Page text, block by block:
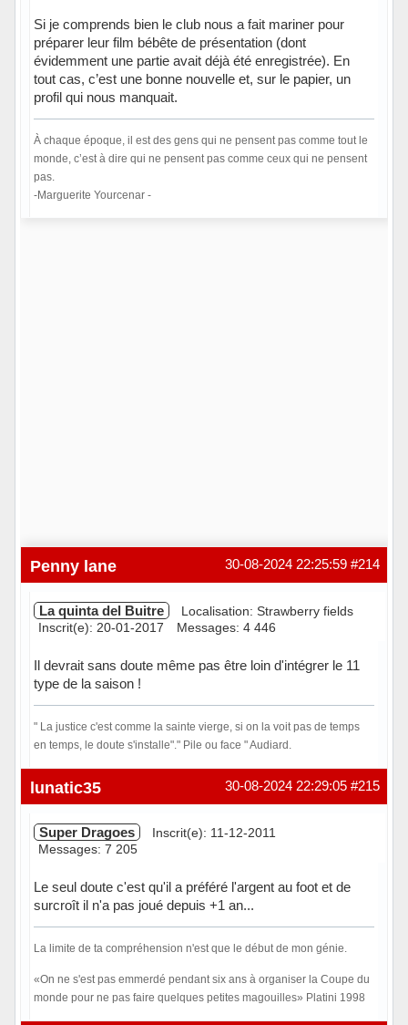
Si je comprends bien le club nous a fait mariner pour
préparer leur film bébête de présentation (dont
évidemment une partie avait déjà été enregistrée). En
tout cas, c’est une bonne nouvelle et, sur le papier, un
profil qui nous manquait.
À chaque époque, il est des gens qui ne pensent pas comme tout le
monde, c’est à dire qui ne pensent pas comme ceux qui ne pensent
pas.
-Marguerite Yourcenar -
#214
30-08-2024 22:25:59
Penny lane
La quinta del Buitre
Localisation: Strawberry fields
Inscrit(e): 20-01-2017
Messages: 4 446
Il devrait sans doute même pas être loin d'intégrer le 11
type de la saison !
" La justice c'est comme la sainte vierge, si on la voit pas de temps
en temps, le doute s'installe"." Pile ou face " Audiard.
Hors ligne #215
30-08-2024 22:29:05
lunatic35
Super Dragoes
Inscrit(e): 11-12-2011
Messages: 7 205
Le seul doute c'est qu'il a préféré l'argent au foot et de
surcroît il n'a pas joué depuis +1 an...
La limite de ta compréhension n'est que le début de mon génie.
«On ne s'est pas emmerdé pendant six ans à organiser la Coupe du
monde pour ne pas faire quelques petites magouilles» Platini 1998